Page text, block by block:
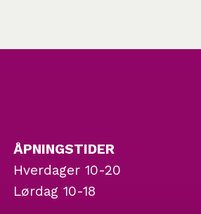
ÅPNINGSTIDER
Hverdager 10-20
Lørdag 10-18